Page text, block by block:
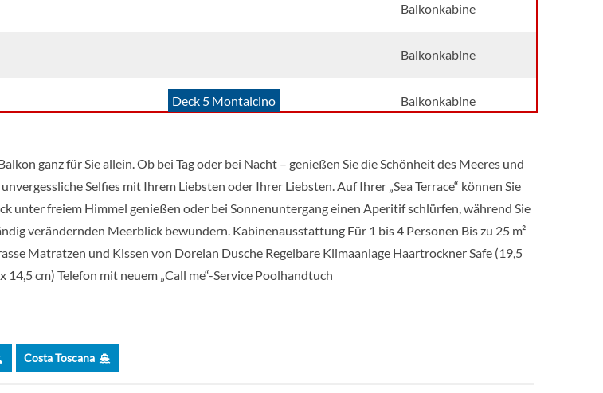
Balkonkabine
Balkonkabine
Deck 5 Montalcino Balkonkabine
[BV] Balkonkabine
Deck 4 Talamone Aussenkabine
Deck 4 Talamone
ganz für Sie allein. Ob bei Tag oder bei Nacht – genießen Sie die Schönheit des Meeres und
unvergessliche Selfies mit Ihrem Liebsten oder Ihrer Liebsten. Auf Ihrer „Sea Terrace“ können Sie
unter freiem Himmel genießen oder bei Sonnenuntergang einen Aperitif schlürfen, während Sie
verändernden Meerblick bewundern. Kabinenausstattung Für 1 bis 4 Personen Bis zu 25 m²
Matratzen und Kissen von Dorelan Dusche Regelbare Klimaanlage Haartrockner Safe (19,5
14,5 cm) Telefon mit neuem „Call me“-Service Poolhandtuch
Costa Toscana